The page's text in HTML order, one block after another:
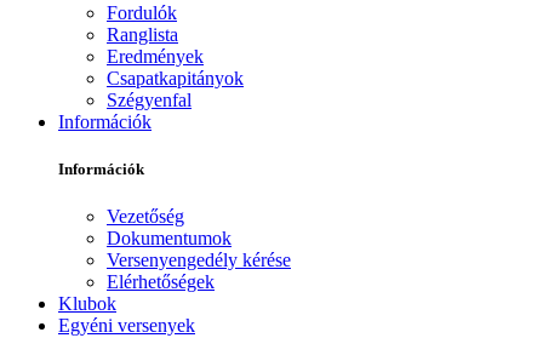
Fordulók
Ranglista
Eredmények
Csapatkapitányok
Szégyenfal
Információk
Információk
Vezetőség
Dokumentumok
Versenyengedély kérése
Elérhetőségek
Klubok
Egyéni versenyek